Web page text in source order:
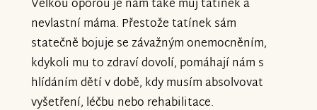
Velkou oporou je nám také můj tatínek a
nevlastní máma. Přestože tatínek sám
statečně bojuje se závažným onemocněním,
kdykoli mu to zdraví dovolí, pomáhají nám s
hlídáním dětí v době, kdy musím absolvovat
vyšetření, léčbu nebo rehabilitace.